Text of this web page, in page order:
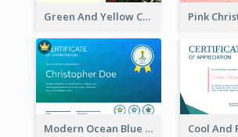
Green And Yellow Christmas Tree Photo Certificate
Modern Ocean Blue Gradient Certificate